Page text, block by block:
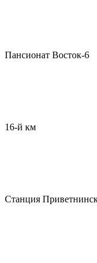
Пансионат Восток-6
16-й км
Станция